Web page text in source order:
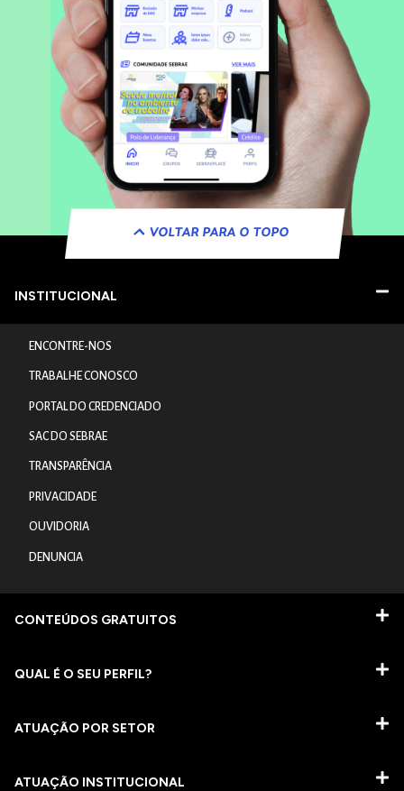
VOLTAR PARA O TOPO
INSTITUCIONAL
ENCONTRE-NOS
TRABALHE CONOSCO
PORTAL DO CREDENCIADO
SAC DO SEBRAE
TRANSPARÊNCIA
PRIVACIDADE
OUVIDORIA
DENUNCIA
CONTEÚDOS GRATUITOS
QUAL É O SEU PERFIL?
ATUAÇÃO POR SETOR
ATUAÇÃO INSTITUCIONAL